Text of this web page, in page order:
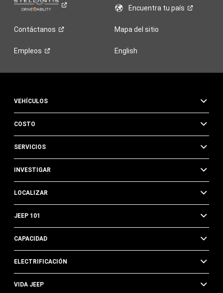
Encuentra tupaís
Contáctanos Mapa del sitio
Empleos English
VEHÍCULOS
COSTO
SERVICIOS
INVESTIGAR
LOCALIZAR
JEEP 101
CAPACIDAD
ELECTRIFICACIÓN
VIDA JEEP